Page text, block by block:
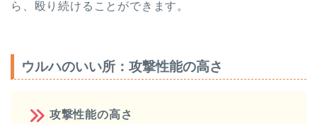
ら、殴り続けることができます。
ウルハのいい所：攻撃性能の高さ
攻撃性能の高さ